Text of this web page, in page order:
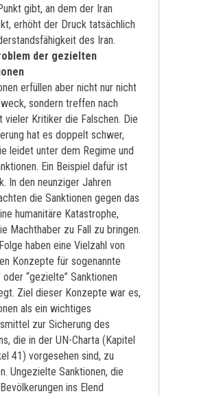
gibt, an dem der Iran
erhöht der Druck tatsächlich
des Iran.
der gezielten
erfüllen aber nicht nur nicht
sondern treffen nach
vieler Kritiker die Falschen. Die
hat es doppelt schwer,
leidet unter dem Regime und
Ein Beispiel dafür ist
In den neunziger Jahren
die Sanktionen gegen das
humanitäre Katastrophe,
Machthaber zu Fall zu bringen.
haben eine Vielzahl von
Konzepte für sogenannte
oder “gezielte” Sanktionen
Ziel dieser Konzepte war es,
als ein wichtiges
zur Sicherung des
die in der UN-Charta (Kapitel
41) vorgesehen sind, zu
Ungezielte Sanktionen, die
ins Elend